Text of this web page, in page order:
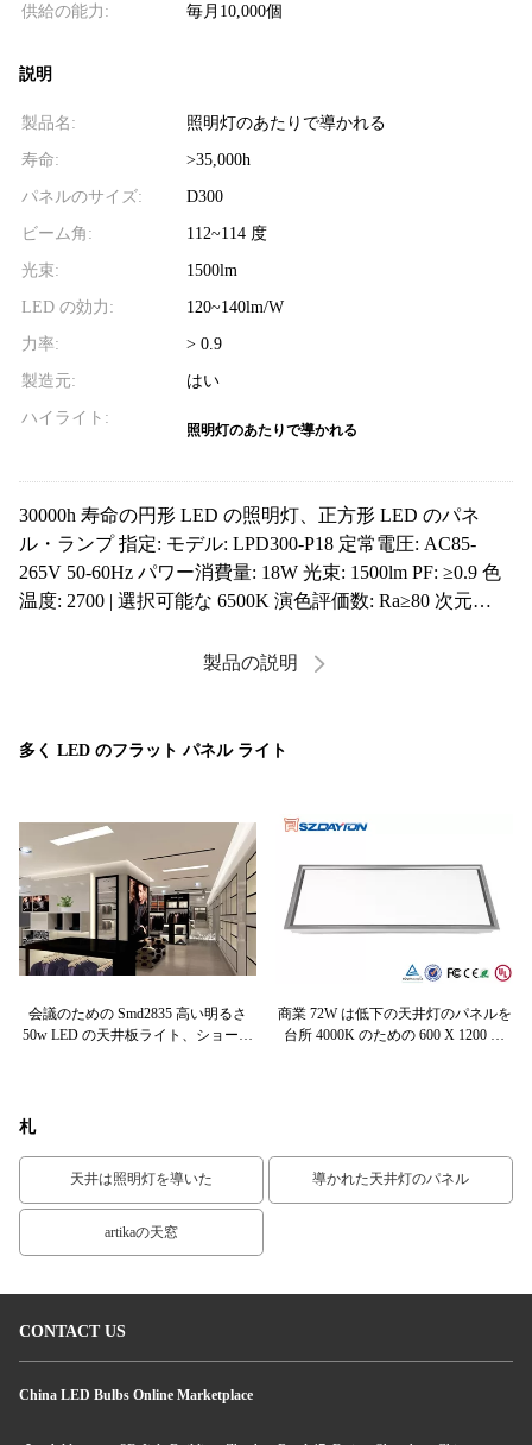
供給の能力: 毎月10,000個
説明
製品名: 照明灯のあたりで導かれる
寿命: >35,000h
パネルのサイズ: D300
ビーム角: 112~114 度
光束: 1500lm
LED の効力: 120~140lm/W
力率: > 0.9
製造元: はい
ハイライト:
照明灯のあたりで導かれる
30000h 寿命の円形 LED の照明灯、正方形 LED のパネ
ル・ランプ 指定: モデル: LPD300-P18 定常電圧: AC85-
265V 50-60Hz パワー消費量: 18W 光束: 1500lm PF: ≥0.9 色
温度: 2700 | 選択可能な 6500K 演色評価数: Ra≥80 次元
製品の説明
多く LED のフラット パネル ライト
会議のための Smd2835 高い明るさ
50w LED の天井板ライト、ショーケ
商業 72W は低下の天井灯のパネルを
台所 4000K のための 600 X 1200 の
札
天井は照明灯を導いた 導かれた天井灯のパネル
artikaの天窓
CONTACT US
China LED Bulbs Online Marketplace